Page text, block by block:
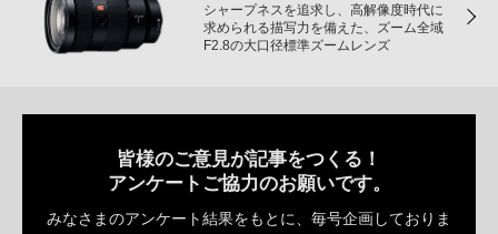
シャープネスを追求し、高解像度時代に
求められる描写力を備えた、ズーム全域
F2.8の大口径標準ズームレンズ
皆様のご意見が記事をつくる！
アンケートご協力のお願いです。
みなさまのアンケート結果をもとに、毎号企画しておりま